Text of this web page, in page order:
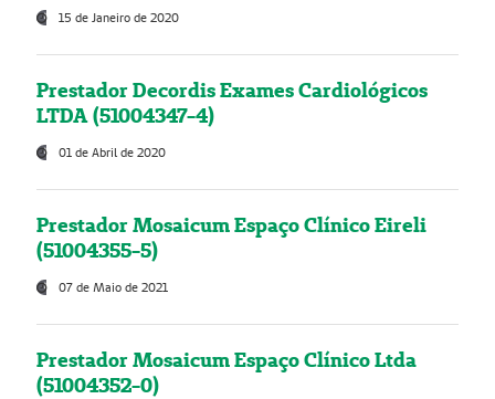
15 de Janeiro de 2020
Prestador Decordis Exames Cardiológicos
LTDA (51004347-4)
01 de Abril de 2020
Prestador Mosaicum Espaço Clínico Eireli
(51004355-5)
07 de Maio de 2021
Prestador Mosaicum Espaço Clínico Ltda
(51004352-0)